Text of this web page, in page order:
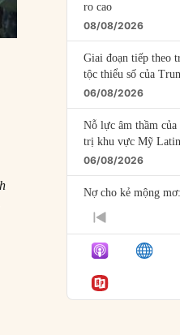
ro cao
08/08/2026
Giai đoạn tiếp theo
tộc thiểu số của
06/08/2026
Nỗ lực âm thầm
trị khu vực Mỹ
06/08/2026
Nợ cho kẻ mộng
giới hạn của việc
Mỹ Latinh đang trở
của phe cánh hữu mới
04/08/2026
EPISODE